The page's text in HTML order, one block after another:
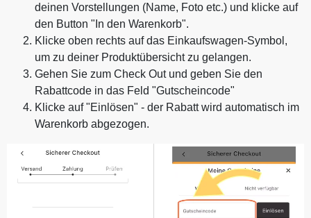
deinen Vorstellungen (Name, Foto etc.) und klicke auf
den Button "In den Warenkorb".
Klicke oben rechts auf das Einkaufswagen-Symbol,
um zu deiner Produktübersicht zu gelangen.
Gehen Sie zum Check Out und geben Sie den
Rabattcode in das Feld "Gutscheincode"
Klicke auf "Einlösen" - der Rabatt wird automatisch im
Warenkorb abgezogen.